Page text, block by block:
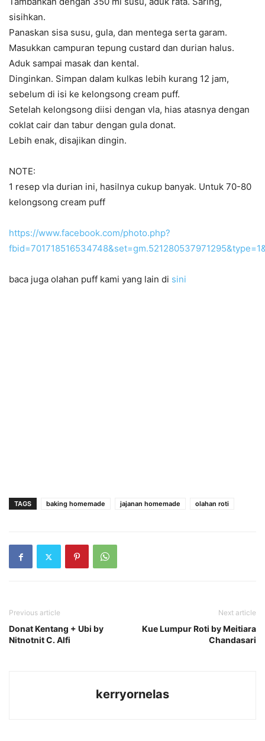
sisihkan.
Panaskan sisa susu, gula, dan mentega serta garam.
Masukkan campuran tepung custard dan durian halus.
Aduk sampai masak dan kental.
Dinginkan. Simpan dalam kulkas lebih kurang 12 jam,
sebelum di isi ke kelongsong cream puff.
Setelah kelongsong diisi dengan vla, hias atasnya dengan
coklat cair dan tabur dengan gula donat.
Lebih enak, disajikan dingin.
NOTE:
1 resep vla durian ini, hasilnya cukup banyak. Untuk 70-80
kelongsong cream puff
https://www.facebook.com/photo.php?
baca juga olahan puff kami yang lain di sini
TAGS baking homemade jajanan homemade olahan roti
Previous article
Donat Kentang + Ubi by
Nitnotnit C. Alfi
Next article
Kue Lumpur Roti by Meitiara
Chandasari
kerryornelas